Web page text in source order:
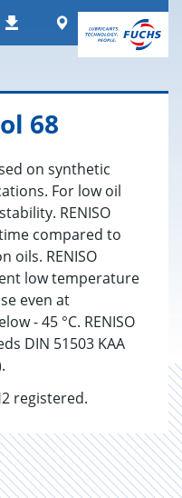
Téléchargements
Worldwide
68
on synthetic
For low oil
RENISO
compared to
oils. RENISO
low temperature
even at
- 45 °C. RENISO
DIN 51503 KAA
registered.